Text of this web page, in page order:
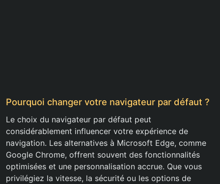
Pourquoi changer votre navigateur par défaut ?
Le choix du navigateur par défaut peut
considérablement influencer votre expérience de
navigation. Les alternatives à Microsoft Edge, comme
Google Chrome, offrent souvent des fonctionnalités
optimisées et une personnalisation accrue. Que vous
privilégiez la vitesse, la sécurité ou les options de